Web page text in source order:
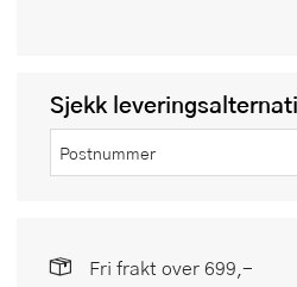
Sjekk
Fri frakt over 699,-